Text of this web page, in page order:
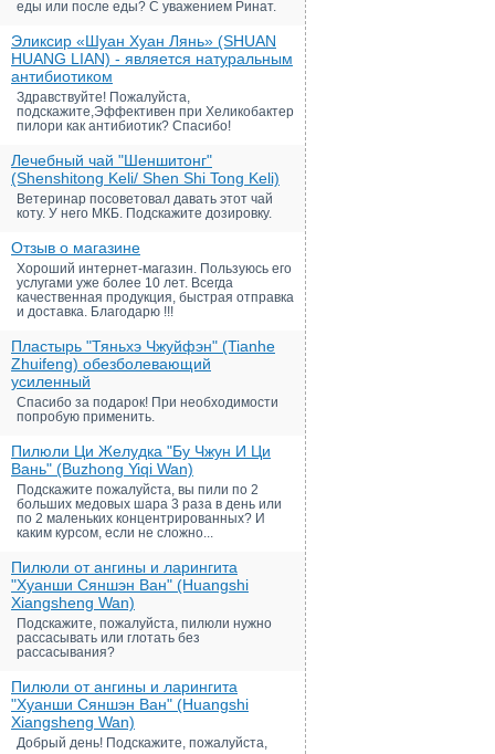
еды или после еды? С уважением Ринат.
Эликсир «Шуан Хуан Лянь» (SHUAN
HUANG LIAN) - является натуральным
антибиотиком
Здравствуйте! Пожалуйста,
подскажите,Эффективен при Хеликобактер
пилори как антибиотик? Спасибо!
Лечебный чай "Шеншитонг"
(Shenshitong Keli/ Shen Shi Tong Keli)
Ветеринар посоветовал давать этот чай
коту. У него МКБ. Подскажите дозировку.
Отзыв о магазине
Хороший интернет-магазин. Пользуюсь его
услугами уже более 10 лет. Всегда
качественная продукция, быстрая отправка
и доставка. Благодарю !!!
Пластырь "Тяньхэ Чжуйфэн" (Tianhe
Zhuifeng) обезболевающий
усиленный
Спасибо за подарок! При необходимости
попробую применить.
Пилюли Ци Желудка "Бу Чжун И Ци
Вань" (Buzhong Yiqi Wan)
Подскажите пожалуйста, вы пили по 2
больших медовых шара 3 раза в день или
по 2 маленьких концентрированных? И
каким курсом, если не сложно...
Пилюли от ангины и ларингита
"Хуанши Сяншэн Ван" (Huangshi
Xiangsheng Wan)
Подскажите, пожалуйста, пилюли нужно
рассасывать или глотать без
рассасывания?
Пилюли от ангины и ларингита
"Хуанши Сяншэн Ван" (Huangshi
Xiangsheng Wan)
Добрый день! Подскажите, пожалуйста,